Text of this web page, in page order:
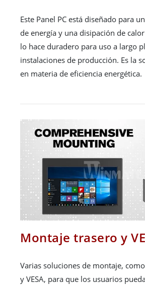
Este Panel PC está diseñado para
de energía y una disipación de
lo hace duradero para uso a largo
instalaciones de producción. Es la
en materia de eficiencia energética.
Montaje trasero y
Varias soluciones de montaje,
y VESA, para que los usuarios